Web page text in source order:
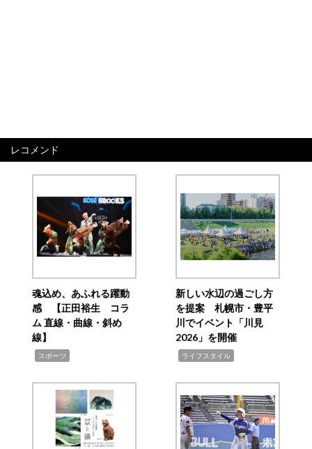
レコメンド
魂込め、あふれる躍動
感 【正田裕生 コラ
ム 直線・曲線・斜め
線】
スポーツ
新しい水辺の過ごし方
を提案 札幌市・豊平
川でイベント「川見
2026」を開催
ライフスタイル